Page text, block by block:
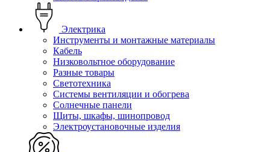
Электрика
Инструменты и монтажные материалы
Кабель
Низковольтное оборудование
Разные товары
Светотехника
Системы вентиляции и обогрева
Солнечные панели
Щиты, шкафы, шинопровод
Электроустановочные изделия